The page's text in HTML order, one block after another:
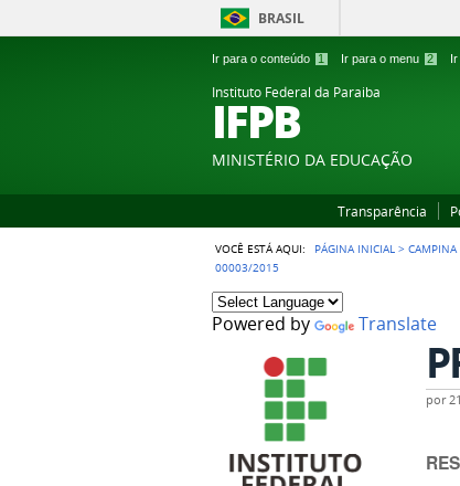
BRASIL
Ir para o conteúdo 1 Ir para o menu 2
Instituto Federal da Paraiba
IFPB
MINISTÉRIO DA EDUCAÇÃO
Transparência
VOCÊ ESTÁ AQUI: PÁGINA INICIAL >CAMPINA
00003/2015
Powered by Translate
por